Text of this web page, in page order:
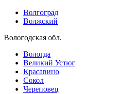
Волгоград
Волжский
Вологодская обл.
Вологда
Великий Устюг
Красавино
Сокол
Череповец